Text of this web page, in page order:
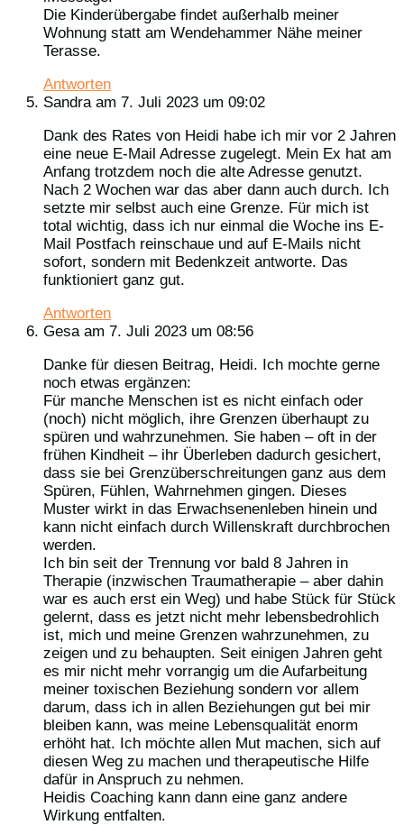
Die Kinderübergabe findet außerhalb meiner
Wohnung statt am Wendehammer Nähe meiner
Terasse.
Antworten
Sandra am 7. Juli 2023 um 09:02
Dank des Rates von Heidi habe ich mir vor 2 Jahren
eine neue E-Mail Adresse zugelegt. Mein Ex hat am
Anfang trotzdem noch die alte Adresse genutzt.
Nach 2 Wochen war das aber dann auch durch. Ich
setzte mir selbst auch eine Grenze. Für mich ist
total wichtig, dass ich nur einmal die Woche ins E-
Mail Postfach reinschaue und auf E-Mails nicht
sofort, sondern mit Bedenkzeit antworte. Das
funktioniert ganz gut.
Antworten
Gesa am 7. Juli 2023 um 08:56
Danke für diesen Beitrag, Heidi. Ich mochte gerne
noch etwas ergänzen:
Für manche Menschen ist es nicht einfach oder
(noch) nicht möglich, ihre Grenzen überhaupt zu
spüren und wahrzunehmen. Sie haben – oft in der
frühen Kindheit – ihr Überleben dadurch gesichert,
dass sie bei Grenzüberschreitungen ganz aus dem
Spüren, Fühlen, Wahrnehmen gingen. Dieses
Muster wirkt in das Erwachsenenleben hinein und
kann nicht einfach durch Willenskraft durchbrochen
werden.
Ich bin seit der Trennung vor bald 8 Jahren in
Therapie (inzwischen Traumatherapie – aber dahin
war es auch erst ein Weg) und habe Stück für Stück
gelernt, dass es jetzt nicht mehr lebensbedrohlich
ist, mich und meine Grenzen wahrzunehmen, zu
zeigen und zu behaupten. Seit einigen Jahren geht
es mir nicht mehr vorrangig um die Aufarbeitung
meiner toxischen Beziehung sondern vor allem
darum, dass ich in allen Beziehungen gut bei mir
bleiben kann, was meine Lebensqualität enorm
erhöht hat. Ich möchte allen Mut machen, sich auf
diesen Weg zu machen und therapeutische Hilfe
dafür in Anspruch zu nehmen.
Heidis Coaching kann dann eine ganz andere
Wirkung entfalten.